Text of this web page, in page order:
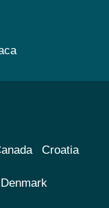
Croatia
Denmark